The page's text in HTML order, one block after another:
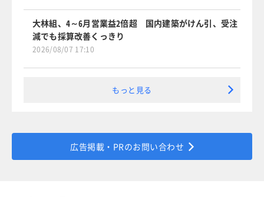
大林組、4～6月営業益2倍超 国内建築がけん引、受注
減でも採算改善くっきり
2026/08/07 17:10
もっと見る
広告掲載・PRのお問い合わせ